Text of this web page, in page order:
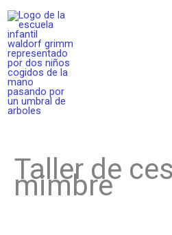
contenido
Taller de
mimbre